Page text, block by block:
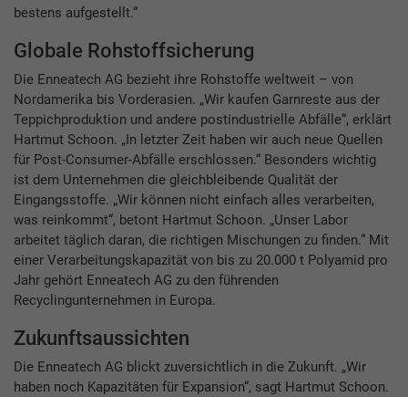
bestens aufgestellt.“
Globale Rohstoffsicherung
Die Enneatech AG bezieht ihre Rohstoffe weltweit – von
Nordamerika bis Vorderasien. „Wir kaufen Garnreste aus der
Teppichproduktion und andere postindustrielle Abfälle“, erklärt
Hartmut Schoon. „In letzter Zeit haben wir auch neue Quellen
für Post-Consumer-Abfälle erschlossen.“ Besonders wichtig
ist dem Unternehmen die gleichbleibende Qualität der
Eingangsstoffe. „Wir können nicht einfach alles verarbeiten,
was reinkommt“, betont Hartmut Schoon. „Unser Labor
arbeitet täglich daran, die richtigen Mischungen zu finden.“ Mit
einer Verarbeitungskapazität von bis zu 20.000 t Polyamid pro
Jahr gehört Enneatech AG zu den führenden
Recyclingunternehmen in Europa.
Zukunftsaussichten
Die Enneatech AG blickt zuversichtlich in die Zukunft. „Wir
haben noch Kapazitäten für Expansion“, sagt Hartmut Schoon.